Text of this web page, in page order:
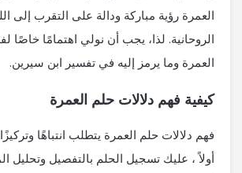
العمرة رؤية مباركة ودالة على التقرب إلى
الروحانية. لذا، يجب أن نولي اهتمامًا خاصًا
العمرة وما يرمز إليه في تفسير ابن سيرين.
كيفية فهم دلالات حلم العمرة
فهم دلالات حلم العمرة يتطلب انتباهًا
أولاً ، عليك تسجيل الحلم بالتفصيل وتحليل